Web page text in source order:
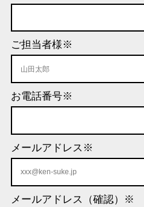
ご担当者様※
お電話番号※
メールアドレス ※
メールアドレス（確認） ※